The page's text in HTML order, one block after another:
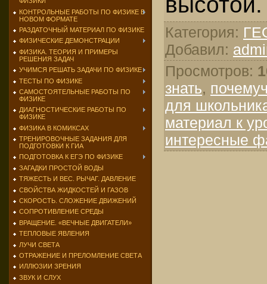
КОНТРОЛЬНЫЕ РАБОТЫ ПО ФИЗИКЕ В
НОВОМ ФОРМАТЕ
РАЗДАТОЧНЫЙ МАТЕРИАЛ ПО ФИЗИКЕ
ФИЗИЧЕСКИЕ ДЕМОНСТРАЦИИ
ФИЗИКА. ТЕОРИЯ И ПРИМЕРЫ
РЕШЕНИЯ ЗАДАЧ
УЧИМСЯ РЕШАТЬ ЗАДАЧИ ПО ФИЗИКЕ
ТЕСТЫ ПО ФИЗИКЕ
САМОСТОЯТЕЛЬНЫЕ РАБОТЫ ПО
ФИЗИКЕ
ДИАГНОСТИЧЕСКИЕ РАБОТЫ ПО
ФИЗИКЕ
ФИЗИКА В КОМИКСАХ
ТРЕНИРОВОЧНЫЕ ЗАДАНИЯ ДЛЯ
ПОДГОТОВКИ К ГИА
ПОДГОТОВКА К ЕГЭ ПО ФИЗИКЕ
ЗАГАДКИ ПРОСТОЙ ВОДЫ
ТЯЖЕСТЬ И ВЕС. РЫЧАГ. ДАВЛЕНИЕ
СВОЙСТВА ЖИДКОСТЕЙ И ГАЗОВ
СКОРОСТЬ. СЛОЖЕНИЕ ДВИЖЕНИЙ
СОПРОТИВЛЕНИЕ СРЕДЫ
ВРАЩЕНИЕ. «ВЕЧНЫЕ ДВИГАТЕЛИ»
ТЕПЛОВЫЕ ЯВЛЕНИЯ
ЛУЧИ СВЕТА
ОТРАЖЕНИЕ И ПРЕЛОМЛЕНИЕ СВЕТА
ИЛЛЮЗИИ ЗРЕНИЯ
ЗВУК И СЛУХ
Категория:
Добавил:
Просмотров:
знать,
для
материал к
интересные